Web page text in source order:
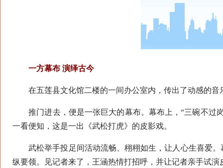
一方幕布 演绎古今
在五莲县文化馆二楼的一间办公室内，传出了动感的音
推门进去，便是一张巨大的幕布。幕布上，“三碗不过
一看便知，这是一出《武松打虎》的皮影戏。
武松举手投足间活动流畅、栩栩如生，让人心生喜爱。
纵要领。见记者来了，王涵热情打招呼，并让记者亲手试演